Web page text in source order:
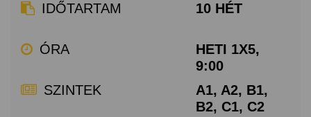
IDŐTARTAM 10 HÉT
ÓRA
HETI 1X5,
9:00
SZINTEK
A1, A2, B1,
B2, C1, C2